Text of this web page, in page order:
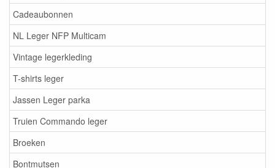
Cadeaubonnen
NL Leger NFP Multicam
Vintage legerkleding
T-shirts leger
Jassen Leger parka
Truien Commando leger
Broeken
Bontmutsen